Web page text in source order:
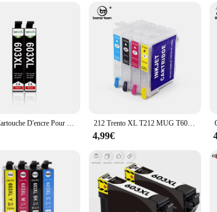
are versatile enough to cater to a wide range of printing
various Epson printer models makes them a popular
603XL Cartouche D'encre Pour Epson T603 T603XL T 603 Compatible WorkForce WF-2810DWF WF-2830DWF WF-2835DWF WF-2850DWF Imprimante XL 212 Trento XL T212 MUG T603 603XL cartouche d'encre illable tous les jours sans puce pour Epson XP-4100 XP-4101 XP-4105 XP-4150 XP-4155 Prquinze
4,99€